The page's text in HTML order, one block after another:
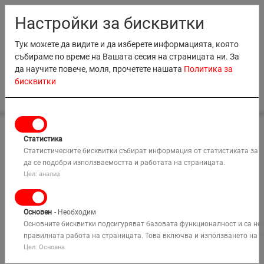
RO
НАЕМАНЕ
ПРОДАЖБИ
ОБУЧЕНИЕ
КОМПАНИЯ
РЕШЕНИЯ
МЕСТА
ДОСТАВКА И ПРИБИРАНЕ
„По-евтино - По-бързо - По-
безопасно“
Матеко България има рентабилни решения за транспорт
на леки и тежки товари из цялата страна.
Нашите камиони и ремаркета доставят наетото от Вас
оборудване , когато и където желаете.
Настройки за бисквитки
Тук можете да видите и да изберете информацията, която
събираме по време на Вашата сесия на страницата ни. За
да научите повече, моля, прочетете нашата Политика за
бисквитки
Статистика
Статистическите бисквитки събират информация от статистиката за
да се подобри използваемостта и работата на страницата.
Цел: анализ
Основен - Необходим
Основните бисквитки подсигуряват базовата функционалност и са
правилната работа на страницата. Това включва и използването на
Цел: Основна